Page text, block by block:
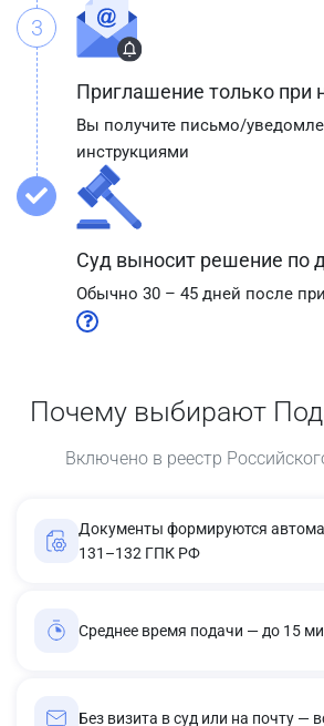
3
Приглашение только при
Вы получите письмо/
инструкциями
Суд выносит решение по
Обычно 30 – 45 дней после
Почему выбирают
Включено в реестр
Документы формируются
131–132 ГПК РФ
Среднее время подачи — до 15
Без визита в суд или на почту —